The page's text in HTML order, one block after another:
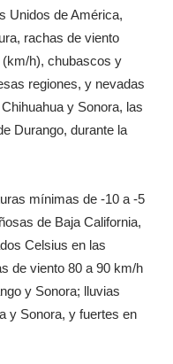
Unidos de América,
rachas de viento
h), chubascos y
regiones, y nevadas
y Sonora, las
Durango, durante la
mínimas de -10 a -5
de Baja California,
Celsius en las
de viento 80 a 90 km/h
y Sonora; lluvias
y Sonora, y fuertes en